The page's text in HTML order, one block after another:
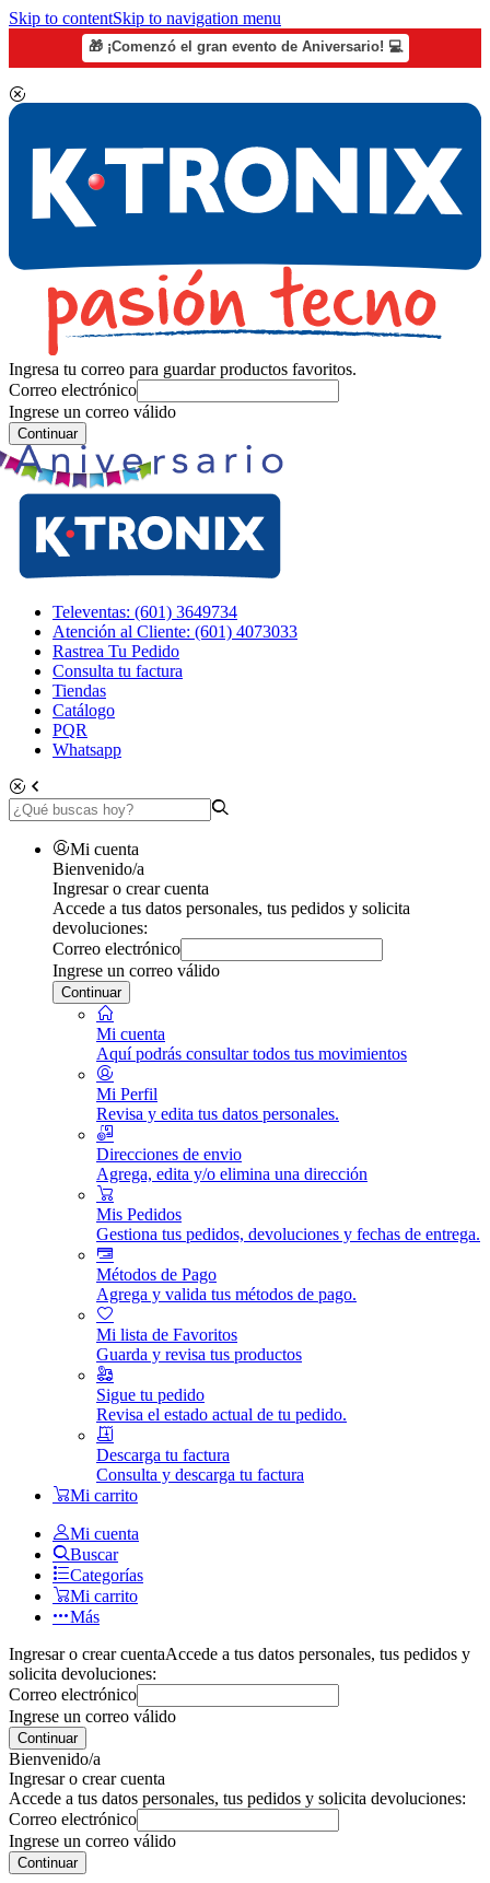
Skip to contentSkip to navigation menu
🎁 ¡Comenzó el gran evento de Aniversario! 💻
Ingresa tu correo para guardar productos favoritos.
Correo electrónico
Ingrese un correo válido
Continuar
Televentas: (601) 3649734
Atención al Cliente: (601) 4073033
Rastrea Tu Pedido
Consulta tu factura
Tiendas
Catálogo
PQR
Whatsapp
Mi cuenta
Bienvenido/a
Ingresar o crear cuenta
Accede a tus datos personales, tus pedidos y solicita
devoluciones:
Correo electrónico
Ingrese un correo válido
Continuar
Mi cuenta
Aquí podrás consultar todos tus movimientos
Mi Perfil
Revisa y edita tus datos personales.
Direcciones de envio
Agrega, edita y/o elimina una dirección
Mis Pedidos
Gestiona tus pedidos, devoluciones y fechas de entrega.
Métodos de Pago
Agrega y valida tus métodos de pago.
Mi lista de Favoritos
Guarda y revisa tus productos
Sigue tu pedido
Revisa el estado actual de tu pedido.
Descarga tu factura
Consulta y descarga tu factura
Mi carrito
Mi cuenta
Buscar
Categorías
Mi carrito
Más
Ingresar o crear cuentaAccede a tus datos personales, tus pedidos y
solicita devoluciones:
Correo electrónico
Ingrese un correo válido
Continuar
Bienvenido/a
Ingresar o crear cuenta
Accede a tus datos personales, tus pedidos y solicita devoluciones:
Correo electrónico
Ingrese un correo válido
Continuar